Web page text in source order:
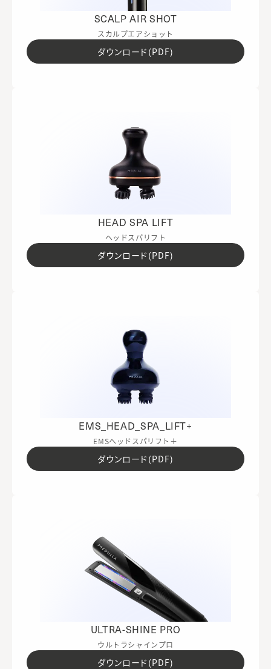
SCALP AIR SHOT
スカルプエアショット
ダウンロード(PDF)
HEAD SPA LIFT
ヘッドスパリフト
ダウンロード(PDF)
EMS_HEAD_SPA_LIFT+
EMSヘッドスパリフト＋
ダウンロード(PDF)
ULTRA-SHINE PRO
ウルトラシャインプロ
ダウンロード(PDF)